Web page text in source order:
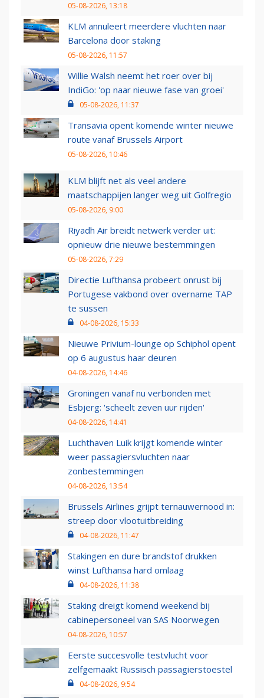
05-08-2026, 13:18
KLM annuleert meerdere vluchten naar
Barcelona door staking
05-08-2026, 11:57
Willie Walsh neemt het roer over bij
IndiGo: 'op naar nieuwe fase van groei'
05-08-2026, 11:37
Transavia opent komende winter nieuwe
route vanaf Brussels Airport
05-08-2026, 10:46
KLM blijft net als veel andere
maatschappijen langer weg uit Golfregio
05-08-2026, 9:00
Riyadh Air breidt netwerk verder uit:
opnieuw drie nieuwe bestemmingen
05-08-2026, 7:29
Directie Lufthansa probeert onrust bij
Portugese vakbond over overname TAP
te sussen
04-08-2026, 15:33
Nieuwe Privium-lounge op Schiphol opent
op 6 augustus haar deuren
04-08-2026, 14:46
Groningen vanaf nu verbonden met
Esbjerg: 'scheelt zeven uur rijden'
04-08-2026, 14:41
Luchthaven Luik krijgt komende winter
weer passagiersvluchten naar
zonbestemmingen
04-08-2026, 13:54
Brussels Airlines grijpt ternauwernood in:
streep door vlootuitbreiding
04-08-2026, 11:47
Stakingen en dure brandstof drukken
winst Lufthansa hard omlaag
04-08-2026, 11:38
Staking dreigt komend weekend bij
cabinepersoneel van SAS Noorwegen
04-08-2026, 10:57
Eerste succesvolle testvlucht voor
zelfgemaakt Russisch passagierstoestel
04-08-2026, 9:54